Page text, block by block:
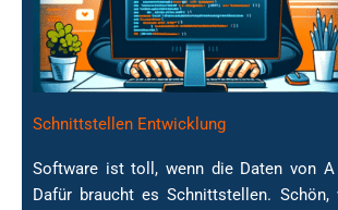
Schnittstellen Entwicklung
Software ist toll, wenn die Daten von
Dafür braucht es Schnittstellen. Schön,